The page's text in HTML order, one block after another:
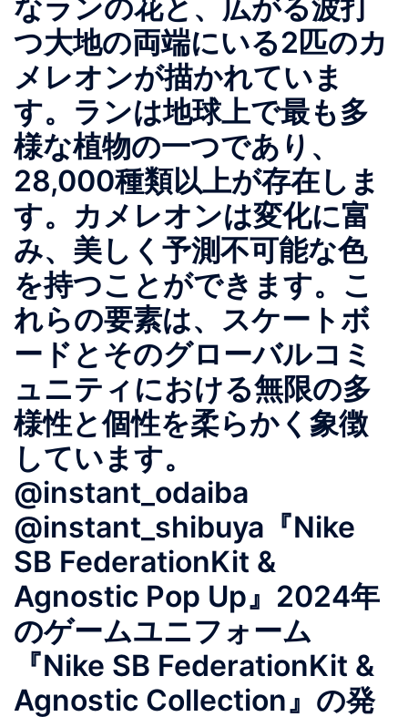
なランの花と、広がる波打
つ大地の両端にいる2匹のカ
メレオンが描かれていま
す。ランは地球上で最も多
様な植物の一つであり、
28,000種類以上が存在しま
す。カメレオンは変化に富
み、美しく予測不可能な色
を持つことができます。こ
れらの要素は、スケートボ
ードとそのグローバルコミ
ュニティにおける無限の多
様性と個性を柔らかく象徴
しています。
@instant_odaiba
@instant_shibuya『Nike
SB FederationKit &
Agnostic Pop Up』2024年
のゲームユニフォーム
『Nike SB FederationKit &
Agnostic Collection』の発